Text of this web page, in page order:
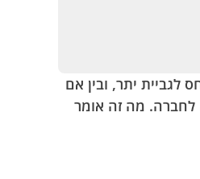
מול מי עדן תביעה ייצוגית ביחס לגביית יתר, ובין אם
לחברה. מה זה אומר